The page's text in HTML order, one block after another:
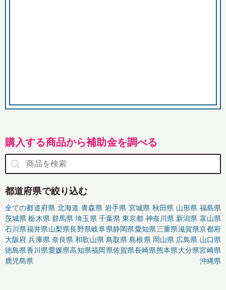
購入する商品から補助金を調べる
都道府県で絞り込む
全ての都道府県 北海道 青森県 岩手県 宮城県 秋田県 山形県 福島県
茨城県 栃木県 群馬県 埼玉県 千葉県 東京都 神奈川県 新潟県 富山県
石川県福井県山梨県長野県岐阜県静岡県愛知県三重県滋賀県京都府
大阪府 兵庫県 奈良県 和歌山県 鳥取県 島根県 岡山県 広島県 山口県
徳島県香川県愛媛県高知県福岡県佐賀県長崎県熊本県大分県宮崎県
鹿児島県
沖縄県